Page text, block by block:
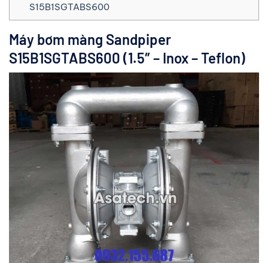
S15B1SGTABS600
Máy bơm màng Sandpiper
S15B1SGTABS600 (1.5″ – Inox – Teflon)